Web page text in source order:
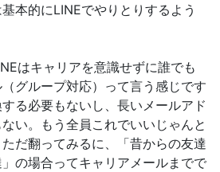
本的にLINEでやりとりするよう
はキャリアを意識せずに誰でも
グループ対応）って言う感じです
る必要もないし、長いメールアド
い。もう全員これでいいじゃんと
だ翻ってみるに、「昔からの友達
の場合ってキャリアメールまでで